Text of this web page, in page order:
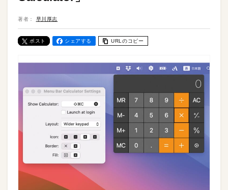
著者： 早川厚志
ポスト シェアする URLのコピー